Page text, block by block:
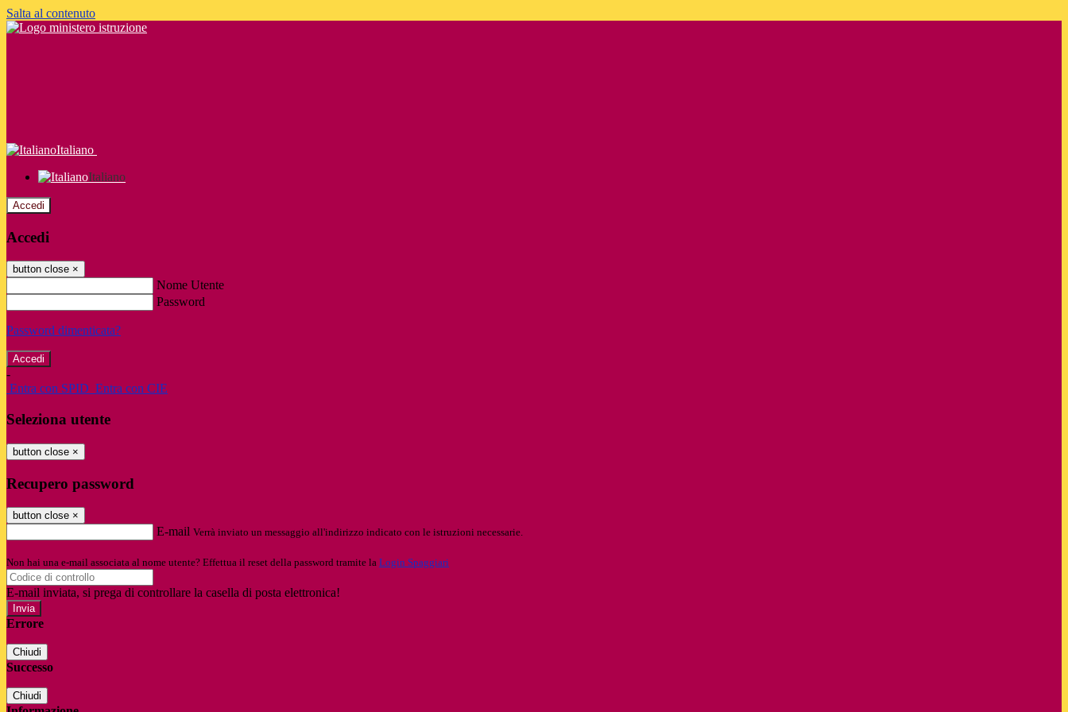
Salta al contenuto
Italiano
Italiano
Accedi
Accedi
button close ×
Nome Utente
Password
Password dimenticata?
-
Entra con SPID Entra con CIE
Seleziona utente
button close ×
Recupero password
button close ×
E-mail Verrà inviato un messaggio all'indirizzo indicato con le istruzioni necessarie.
Non hai una e-mail associata al nome utente? Effettua il reset della password tramite la Login Spaggiari
E-mail inviata, si prega di controllare la casella di posta elettronica!
Errore
Chiudi
Successo
Chiudi